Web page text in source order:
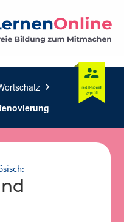
chevron_right